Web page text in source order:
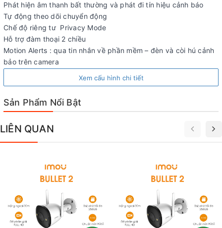
Phát hiện âm thanh bất thường và phát đi tín hiệu cảnh báo
Tự động theo dõi chuyển động
Chế độ riêng tư Privacy Mode
Hỗ trợ đàm thoại 2 chiều
Motion Alerts : qua tin nhắn về phần mềm – đèn và còi hú cảnh
bảo trên camera
Night Vision :Chế độ quan sát Ngày/Đêm ngay cả trong điều
kiện không có ánh sáng
2 Way Talk : Và cho phép đàm thoại 2 chiều với âm thanh cực
Khe cắm hỗ trợ thẻ nhớ dung lượng đến 256GB
Hỗ trợ chuẩn nén H.265
thu qua chuẩn ONVIF
Cloud P2P Hoàn toàn miễn phí
Xem cấu hình chi tiết
Sản Phẩm Nổi Bật
LIÊN QUAN